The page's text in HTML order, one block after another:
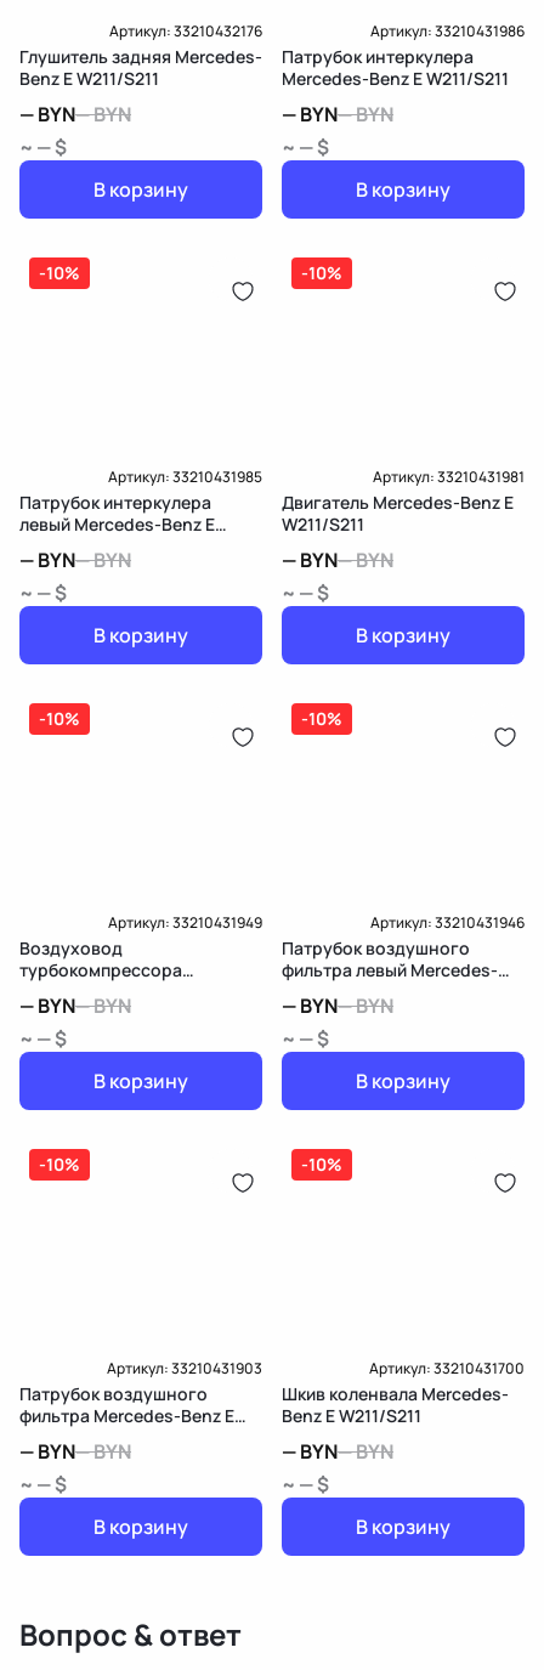
Артикул:33210432176
Глушитель задняя Mercedes-
Benz E W211/S211
—BYN—BYN
~ — $
В корзину
Артикул:33210431986
Патрубок интеркулера
Mercedes-Benz E W211/S211
—BYN—BYN
~ — $
В корзину
-10%
Артикул:33210431985
Патрубок интеркулера
левый Mercedes-Benz E
—BYN—BYN
~ — $
В корзину
-10%
Артикул:33210431981
Двигатель Mercedes-Benz E
W211/S211
—BYN—BYN
~ — $
В корзину
-10%
Артикул:33210431949
Воздуховод
турбокомпрессора
—BYN—BYN
~ — $
В корзину
-10%
Артикул:33210431946
Патрубок воздушного
фильтра левый Mercedes-
—BYN—BYN
~ — $
В корзину
-10%
Артикул:33210431903
Патрубок воздушного
фильтра Mercedes-Benz E
—BYN—BYN
~ — $
В корзину
-10%
Артикул:33210431700
Шкив коленвала Mercedes-
Benz E W211/S211
—BYN—BYN
~ — $
В корзину
Вопрос & ответ